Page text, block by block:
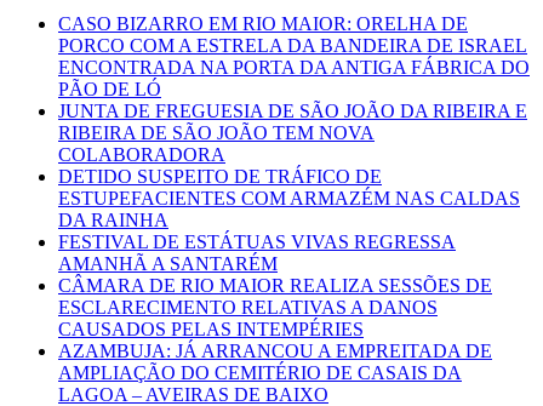
CASO BIZARRO EM RIO MAIOR: ORELHA DE
PORCO COM A ESTRELA DA BANDEIRA DE ISRAEL
ENCONTRADA NA PORTA DA ANTIGA FÁBRICA DO
PÃO DE LÓ
JUNTA DE FREGUESIA DE SÃO JOÃO DA RIBEIRA E
RIBEIRA DE SÃO JOÃO TEM NOVA
COLABORADORA
DETIDO SUSPEITO DE TRÁFICO DE
ESTUPEFACIENTES COM ARMAZÉM NAS CALDAS
DA RAINHA
FESTIVAL DE ESTÁTUAS VIVAS REGRESSA
AMANHÃ A SANTARÉM
CÂMARA DE RIO MAIOR REALIZA SESSÕES DE
ESCLARECIMENTO RELATIVAS A DANOS
CAUSADOS PELAS INTEMPÉRIES
AZAMBUJA: JÁ ARRANCOU A EMPREITADA DE
AMPLIAÇÃO DO CEMITÉRIO DE CASAIS DA
LAGOA – AVEIRAS DE BAIXO